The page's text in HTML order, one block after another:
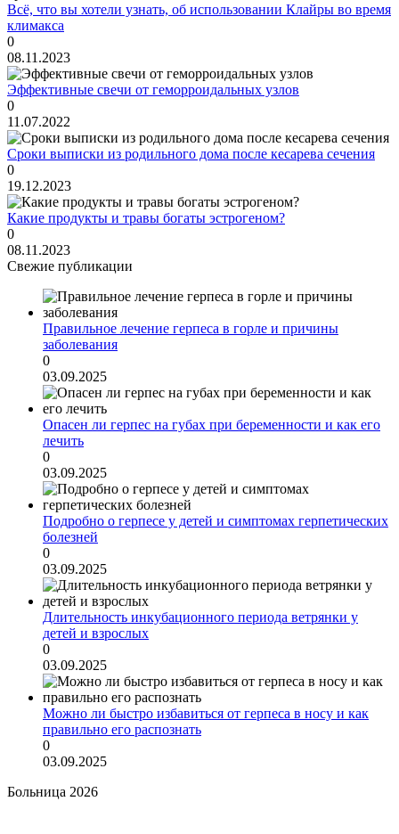
Всё, что вы хотели узнать, об использовании Клайры во время
климакса
0
08.11.2023
Эффективные свечи от геморроидальных узлов
0
11.07.2022
Сроки выписки из родильного дома после кесарева сечения
0
19.12.2023
Какие продукты и травы богаты эстрогеном?
0
08.11.2023
Свежие публикации
Правильное лечение герпеса в горле и причины
заболевания
0
03.09.2025
Опасен ли герпес на губах при беременности и как его
лечить
0
03.09.2025
Подробно о герпесе у детей и симптомах герпетических
болезней
0
03.09.2025
Длительность инкубационного периода ветрянки у
детей и взрослых
0
03.09.2025
Можно ли быстро избавиться от герпеса в носу и как
правильно его распознать
0
03.09.2025
Больница 2026